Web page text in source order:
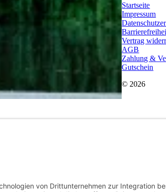
Startseite
Impressum
Vertrag
AGB
Zahlung &
Gutschein
© 2026